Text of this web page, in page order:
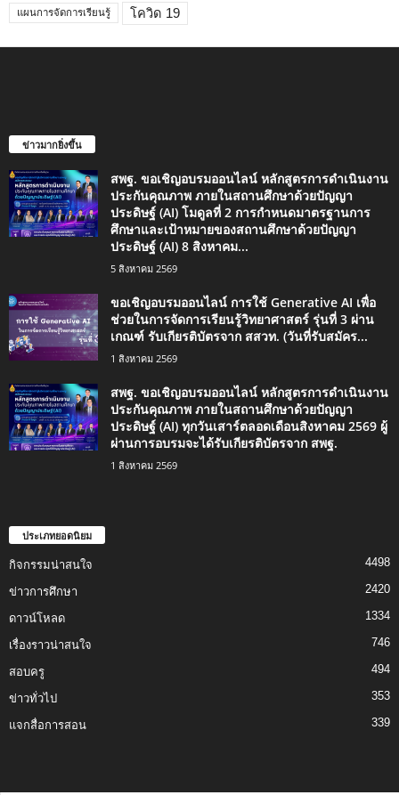
แผนการจัดการเรียนรู้ โควิด 19
ข่าวมากยิ่งขึ้น
สพฐ. ขอเชิญอบรมออนไลน์ หลักสูตรการดำเนินงาน
ประกันคุณภาพ ภายในสถานศึกษาด้วยปัญญา
ประดิษฐ์ (AI) โมดูลที่ 2 การกำหนดมาตรฐานการ
ศึกษาและเป้าหมายของสถานศึกษาด้วยปัญญา
ประดิษฐ์ (AI) 8 สิงหาคม...
5 สิงหาคม 2569
ขอเชิญอบรมออนไลน์ การใช้ Generative AI เพื่อ
ช่วยในการจัดการเรียนรู้วิทยาศาสตร์ รุ่นที่ 3 ผ่าน
เกณฑ์ รับเกียรติบัตรจาก สสวท. (วันที่รับสมัคร...
1 สิงหาคม 2569
สพฐ. ขอเชิญอบรมออนไลน์ หลักสูตรการดำเนินงาน
ประกันคุณภาพ ภายในสถานศึกษาด้วยปัญญา
ประดิษฐ์ (AI) ทุกวันเสาร์ตลอดเดือนสิงหาคม 2569 ผู้
ผ่านการอบรมจะได้รับเกียรติบัตรจาก สพฐ.
1 สิงหาคม 2569
ประเภทยอดนิยม
กิจกรรมน่าสนใจ 4498
ข่าวการศึกษา 2420
ดาวน์โหลด 1334
เรื่องราวน่าสนใจ 746
สอบครู 494
ข่าวทั่วไป 353
แจกสื่อการสอน 339